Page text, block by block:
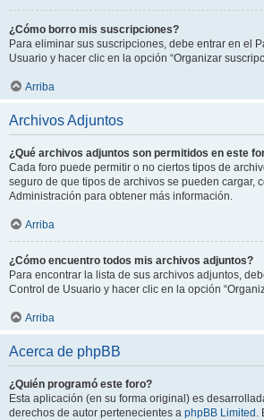
¿Cómo borro mis suscripciones?
Para eliminar sus suscripciones, debe entrar en el
Usuario y hacer clic en la opción “Organizar
Arriba
Archivos Adjuntos
¿Qué archivos adjuntos son permitidos en este
Cada foro puede permitir o no ciertos tipos de
seguro de que tipos de archivos se pueden cargar,
Administración para obtener más información.
Arriba
¿Cómo encuentro todos mis archivos adjuntos?
Para encontrar la lista de sus archivos adjuntos,
Control de Usuario y hacer clic en la opción
Arriba
Acerca de phpBB
¿Quién programó este foro?
Esta aplicación (en su forma original) es
derechos de autor pertenecientes a phpBB Limited .